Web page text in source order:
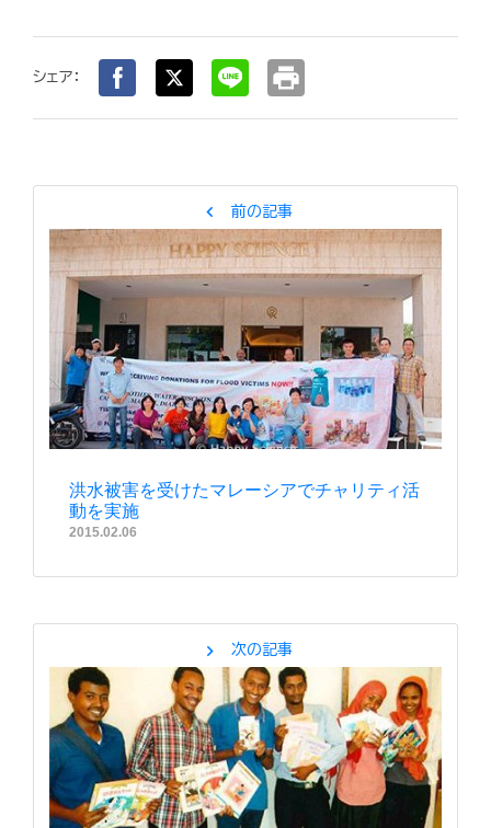
シェア： print
chevron_left 前の記事
洪水被害を受けたマレーシアでチャリティ活
動を実施
2015.02.06
chevron_right 次の記事